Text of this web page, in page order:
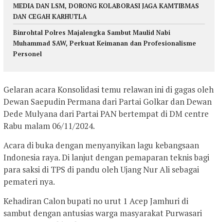
MEDIA DAN LSM, DORONG KOLABORASI JAGA KAMTIBMAS
DAN CEGAH KARHUTLA
Binrohtal Polres Majalengka Sambut Maulid Nabi
Muhammad SAW, Perkuat Keimanan dan Profesionalisme
Personel
Gelaran acara Konsolidasi temu relawan ini di gagas oleh
Dewan Saepudin Permana dari Partai Golkar dan Dewan
Dede Mulyana dari Partai PAN bertempat di DM centre
Rabu malam 06/11/2024.
Acara di buka dengan menyanyikan lagu kebangsaan
Indonesia raya. Di lanjut dengan pemaparan teknis bagi
para saksi di TPS di pandu oleh Ujang Nur Ali sebagai
pemateri nya.
Kehadiran Calon bupati no urut 1 Acep Jamhuri di
sambut dengan antusias warga masyarakat Purwasari